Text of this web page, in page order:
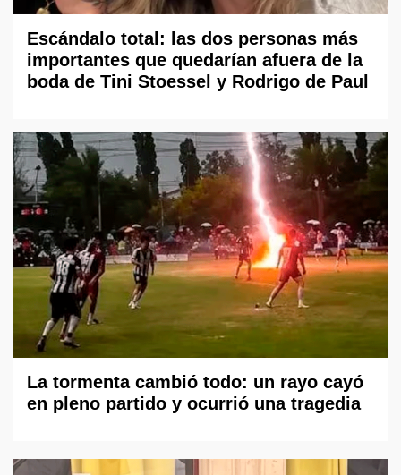
Escándalo total: las dos personas más
importantes que quedarían afuera de la
boda de Tini Stoessel y Rodrigo de Paul
La tormenta cambió todo: un rayo cayó
en pleno partido y ocurrió una tragedia